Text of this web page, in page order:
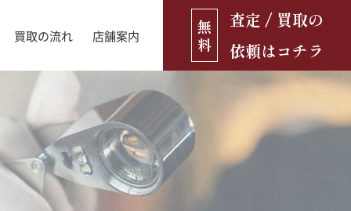
古銭・古紙幣
いおもちゃ・人形 遺品買取
ブランド品 食器
買取の流れ 店舗案内
店舗ブログ お役立ち情報
無
料
査定 / 買取の
依頼はコチラ